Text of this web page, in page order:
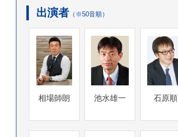
出演者 （※50音順）
相場師朗 池水雄一 石原順